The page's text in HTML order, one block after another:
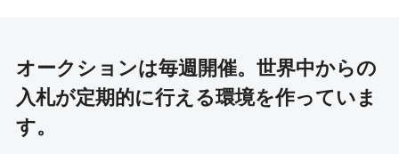
オークションは毎週開催。 世界中からの
入札が定期的に行える環境を作っていま
す。